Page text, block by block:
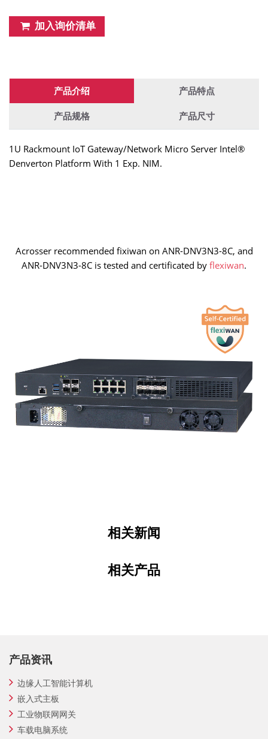
加入询价清单
产品介绍 产品特点
产品规格 产品尺寸
1U Rackmount IoT Gateway/Network Micro Server Intel®
Denverton Platform With 1 Exp. NIM.
Acrosser recommended fixiwan on ANR-DNV3N3-8C, and
ANR-DNV3N3-8C is tested and certificated by flexiwan.
相关新闻
相关产品
产品资讯
边缘人工智能计算机
嵌入式主板
工业物联网网关
车载电脑系统